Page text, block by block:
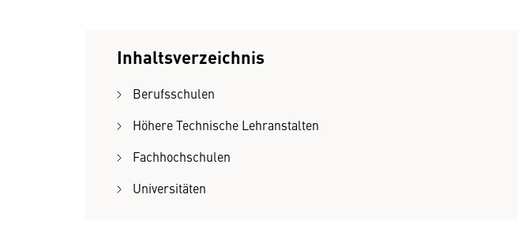
Inhaltsverzeichnis
Berufsschulen
Höhere Technische Lehranstalten
Fachhochschulen
Universitäten